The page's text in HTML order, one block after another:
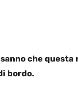
che
bordo.